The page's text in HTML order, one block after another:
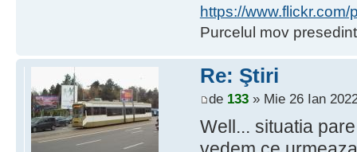
https://
Purcelul mov
Re: Ştiri
de 133» Mie 26 Ian
Well... situatia